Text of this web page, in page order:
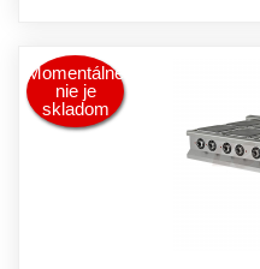
Momentálne
nie je
skladom